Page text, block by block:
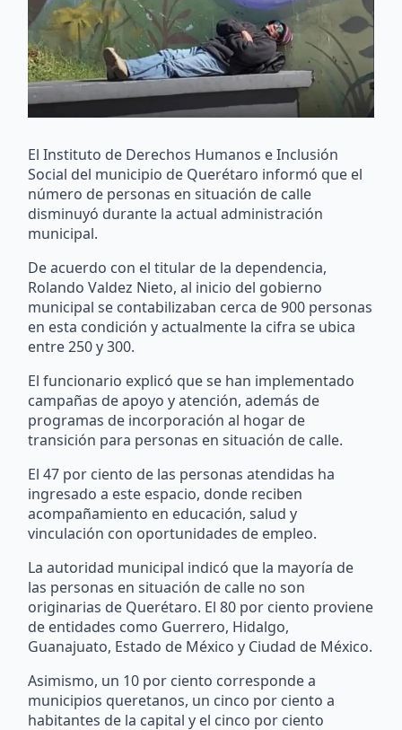
El Instituto de Derechos Humanos e Inclusión
Social del municipio de Querétaro informó que el
número de personas en situación de calle
disminuyó durante la actual administración
municipal.
De acuerdo con el titular de la dependencia,
Rolando Valdez Nieto, al inicio del gobierno
municipal se contabilizaban cerca de 900 personas
en esta condición y actualmente la cifra se ubica
entre 250 y 300.
El funcionario explicó que se han implementado
campañas de apoyo y atención, además de
programas de incorporación al hogar de
transición para personas en situación de calle.
El 47 por ciento de las personas atendidas ha
ingresado a este espacio, donde reciben
acompañamiento en educación, salud y
vinculación con oportunidades de empleo.
La autoridad municipal indicó que la mayoría de
las personas en situación de calle no son
originarias de Querétaro. El 80 por ciento proviene
de entidades como Guerrero, Hidalgo,
Guanajuato, Estado de México y Ciudad de México.
Asimismo, un 10 por ciento corresponde a
municipios queretanos, un cinco por ciento a
habitantes de la capital y el cinco por ciento